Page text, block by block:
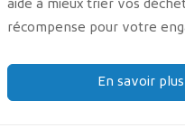
aide à mieux trier vos
récompense pour votre
En savoir plus